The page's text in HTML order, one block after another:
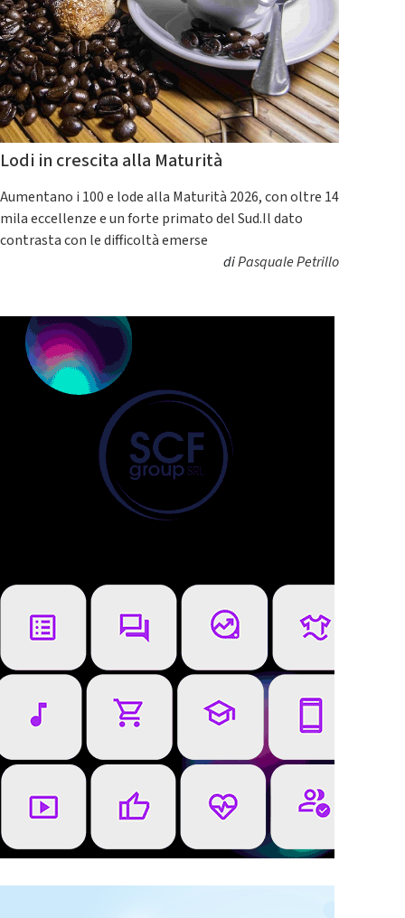
Lodi in crescita alla Maturità
Aumentano i 100 e lode alla Maturità 2026, con oltre 14
mila eccellenze e un forte primato del Sud.Il dato
contrasta con le difficoltà emerse
diPasquale Petrillo